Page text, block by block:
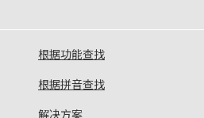
根据功能查找
根据拼音查找
解决方案